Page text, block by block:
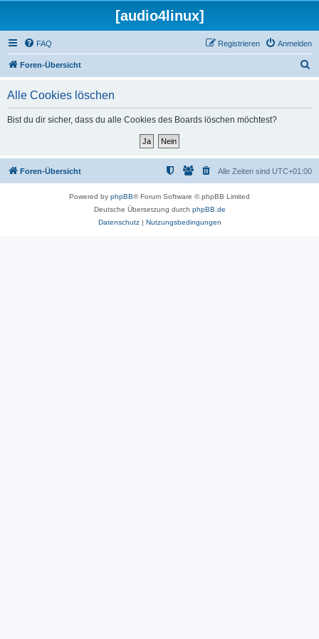
[audio4linux]
FAQ Anmelden
Registrieren
Foren-Übersicht
Alle Cookies löschen
Bist du dir sicher, dass du alle Cookies des Boards löschen möchtest?
Foren-Übersicht Alle Zeiten sind UTC+01:00
Powered by phpBB® Forum Software © phpBB Limited
Deutsche Übersetzung durch phpBB.de
Datenschutz| Nutzungsbedingungen